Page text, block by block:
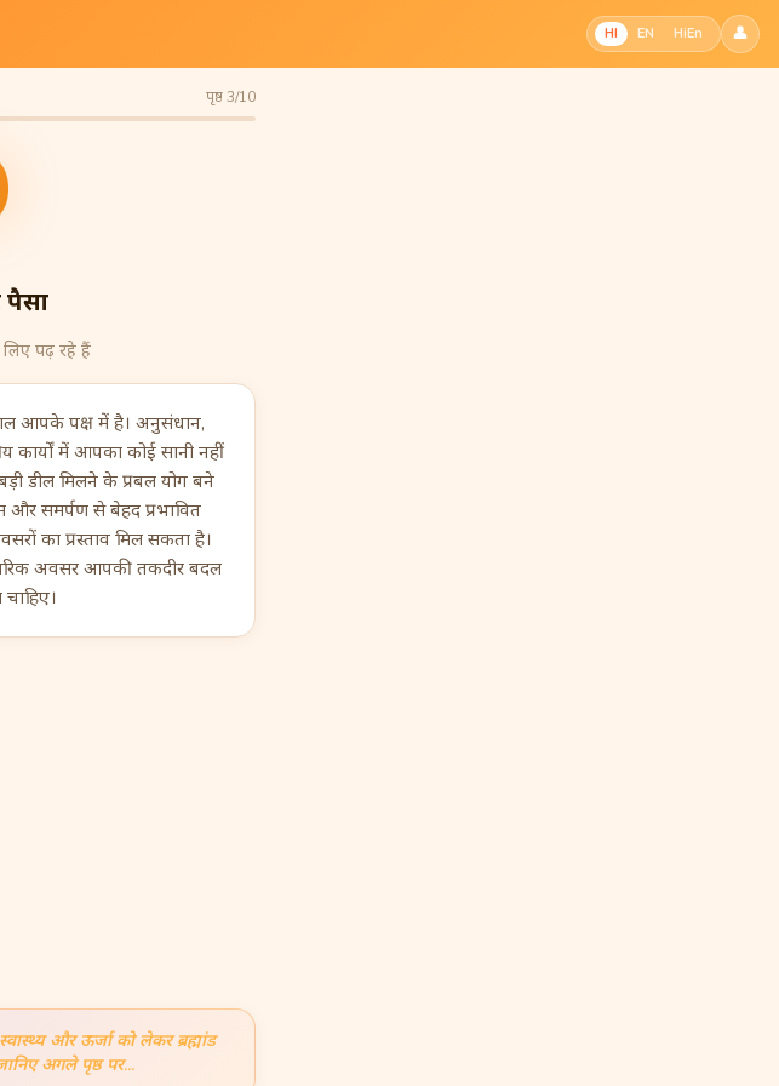
HI EN HiEn 👤
पृष्ठ 3/10
पढ़ रहे हैं
आपके पक्ष में है। अनुसंधान,
कार्यों में आपका कोई सानी नहीं
डील मिलने के प्रबल योग बने
और समर्पण से बेहद प्रभावित
का प्रस्ताव मिल सकता है।
अवसर आपकी तकदीर बदल
और ऊर्जा को लेकर ब्रह्मांड
अगले पृष्ठ पर...